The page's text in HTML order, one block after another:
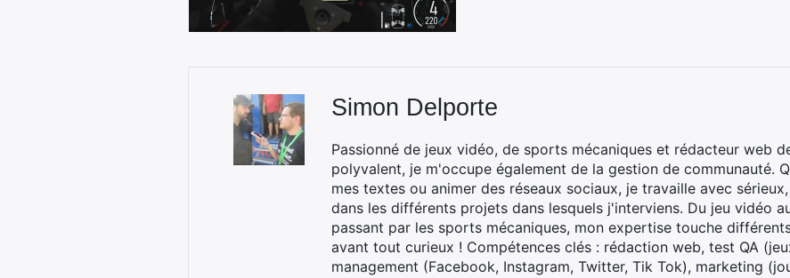
Simon Delporte
Passionné de jeux vidéo, de sports mécaniques et rédacteur web
polyvalent, je m'occupe également de la gestion de communauté.
mes textes ou animer des réseaux sociaux, je travaille avec
dans les différents projets dans lesquels j'interviens. Du jeu vidéo
passant par les sports mécaniques, mon expertise touche
avant tout curieux ! Compétences clés : rédaction web, test QA
management (Facebook, Instagram, Twitter, Tik Tok), marketing